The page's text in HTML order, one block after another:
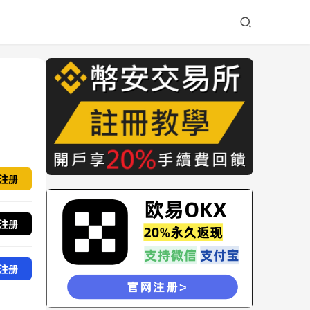
册
册
册